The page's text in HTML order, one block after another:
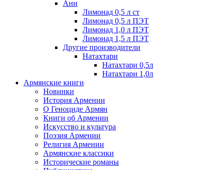
Ани
Лимонад 0,5 л ст
Лимонад 0,5 л ПЭТ
Лимонад 1,0 л ПЭТ
Лимонад 1,5 л ПЭТ
Другие производители
Натахтари
Натахтари 0,5л
Натахтари 1,0л
Армянские книги
Новинки
История Армении
О Геноциде Армян
Книги об Армении
Иcкусство и культура
Поэзия Армении
Религия Армении
Армянские классики
Исторические романы